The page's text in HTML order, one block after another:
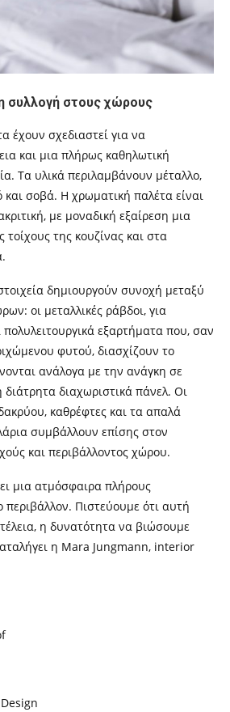
συλλογή στους χώρους
έχουν σχεδιαστεί για να
και μια πλήρως καθηλωτική
Τα υλικά περιλαμβάνουν μέταλλο,
και σοβά. Η χρωματική παλέτα είναι
με μοναδική εξαίρεση μια
τοίχους της κουζίνας και στα
δημιουργούν συνοχή μεταξύ
οι μεταλλικές ράβδοι, για
πολυλειτουργικά εξαρτήματα που, σαν
φυτού, διασχίζουν το
ανάλογα με την ανάγκη σε
διαχωριστικά πάνελ. Οι
καθρέφτες και τα απαλά
συμβάλλουν επίσης στον
και περιβάλλοντος χώρου.
μια ατμόσφαιρα πλήρους
Πιστεύουμε ότι αυτή
η δυνατότητα να βιώσουμε
η Mara Jungmann, interior